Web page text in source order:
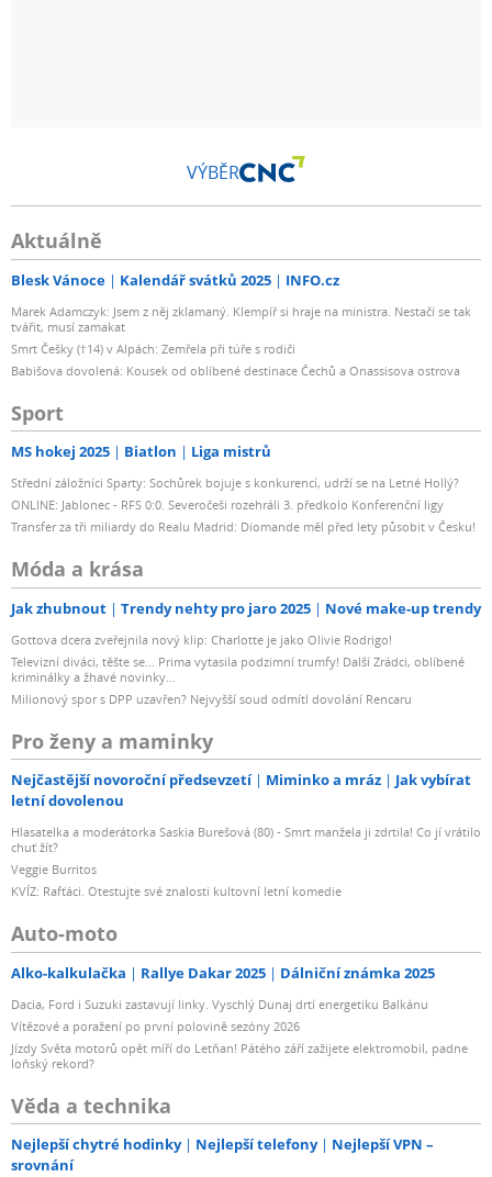
VÝBĚR
Aktuálně
Blesk Vánoce Kalendář svátků 2025 INFO.cz
Marek Adamczyk: Jsem z něj zklamaný. Klempíř si hraje na ministra. Nestačí se tak
tvářit, musí zamakat
Smrt Češky (†14) v Alpách: Zemřela při túře s rodiči
Babišova dovolená: Kousek od oblíbené destinace Čechů a Onassisova ostrova
Sport
MS hokej 2025 Biatlon Liga mistrů
Střední záložníci Sparty: Sochůrek bojuje s konkurencí, udrží se na Letné Hollý?
ONLINE: Jablonec - RFS 0:0. Severočeši rozehráli 3. předkolo Konferenční ligy
Transfer za tři miliardy do Realu Madrid: Diomande měl před lety působit v Česku!
Móda a krása
Jak zhubnout Trendy nehty pro jaro 2025 Nové make-up trendy
Gottova dcera zveřejnila nový klip: Charlotte je jako Olivie Rodrigo!
Televizní diváci, těšte se... Prima vytasila podzimní trumfy! Další Zrádci, oblíbené
kriminálky a žhavé novinky...
Milionový spor s DPP uzavřen? Nejvyšší soud odmítl dovolání Rencaru
Pro ženy a maminky
Nejčastější novoroční předsevzetí Miminko a mráz
Jak vybírat
letní dovolenou
Hlasatelka a moderátorka Saskia Burešová (80) - Smrt manžela ji zdrtila! Co jí vrátilo
chuť žít?
Veggie Burritos
KVÍZ: Rafťáci. Otestujte své znalosti kultovní letní komedie
Auto-moto
Alko-kalkulačka Rallye Dakar 2025 Dálniční známka 2025
Dacia, Ford i Suzuki zastavují linky. Vyschlý Dunaj drtí energetiku Balkánu
Vítězové a poražení po první polovině sezóny 2026
Jízdy Světa motorů opět míří do Letňan! Pátého září zažijete elektromobil, padne
loňský rekord?
Věda a technika
Nejlepší chytré hodinky Nejlepší telefony
Nejlepší VPN –
srovnání